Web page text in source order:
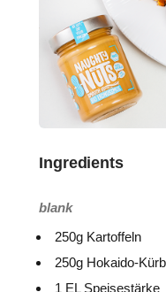
Ingredients
blank
250g Kartoffeln
250g Hokaido-
1 EL Speisestärke